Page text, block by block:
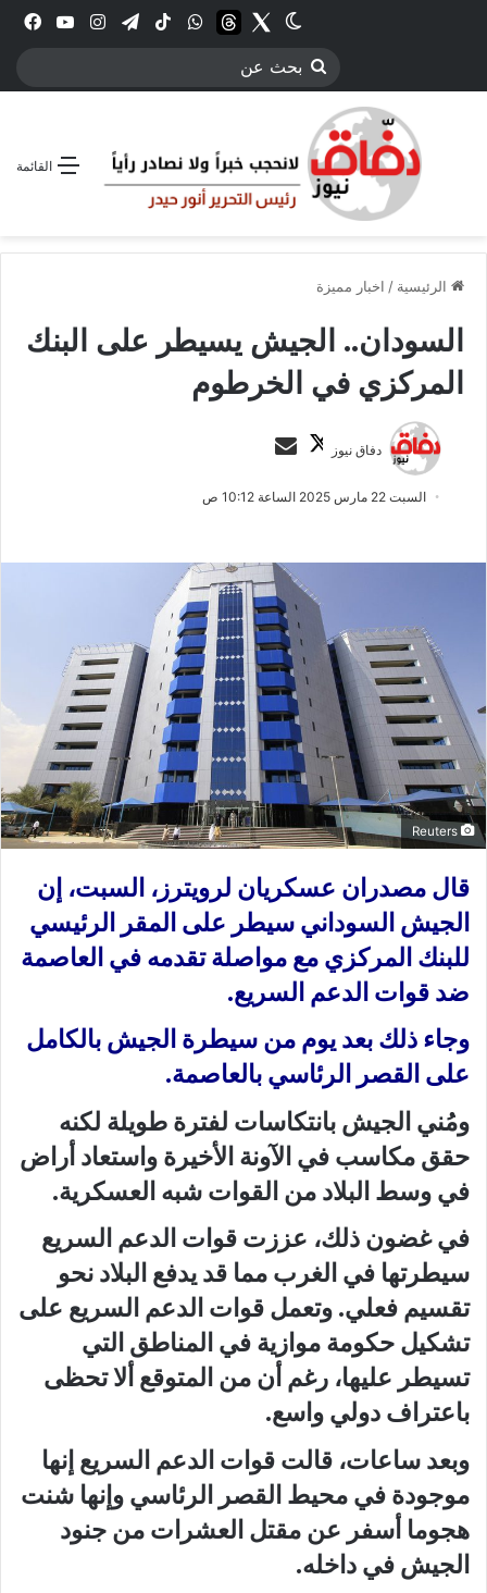
انستقرامتيلقرام‫TikTokواتسابthreadsTwitter
الوضع المظلم
بحث
القائمة
الرئيسية / اخبار مميزة
السودان.. الجيش يسيطر على البنك
المركزي في الخرطوم
دفاق نيوز
ت
ب
ل
ى
X
س
ر
ي
د
ا
إ
ل
ك
ت
ر
و
ن
ي
ا
السبت 22 مارس 2025 الساعة 10:12 ص
قال مصدران عسكريان لرويترز، السبت، إن
الجيش السوداني سيطر على المقر الرئيسي
للبنك المركزي مع مواصلة تقدمه في العاصمة
ضد قوات الدعم السريع.
وجاء ذلك بعد يوم من سيطرة الجيش بالكامل
على القصر الرئاسي بالعاصمة.
ومُني الجيش بانتكاسات لفترة طويلة لكنه
حقق مكاسب في الآونة الأخيرة واستعاد أراض
في وسط البلاد من القوات شبه العسكرية.
في غضون ذلك، عززت قوات الدعم السريع
سيطرتها في الغرب مما قد يدفع البلاد نحو
تقسيم فعلي. وتعمل قوات الدعم السريع على
تشكيل حكومة موازية في المناطق التي
تسيطر عليها، رغم أن من المتوقع ألا تحظى
باعتراف دولي واسع.
وبعد ساعات، قالت قوات الدعم السريع إنها
موجودة في محيط القصر الرئاسي وإنها شنت
هجوما أسفر عن مقتل العشرات من جنود
الجيش في داخله.